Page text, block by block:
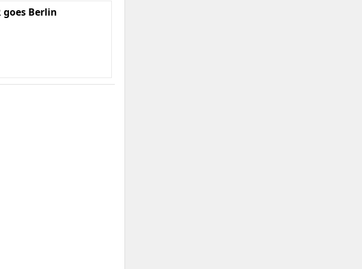
goes Berlin